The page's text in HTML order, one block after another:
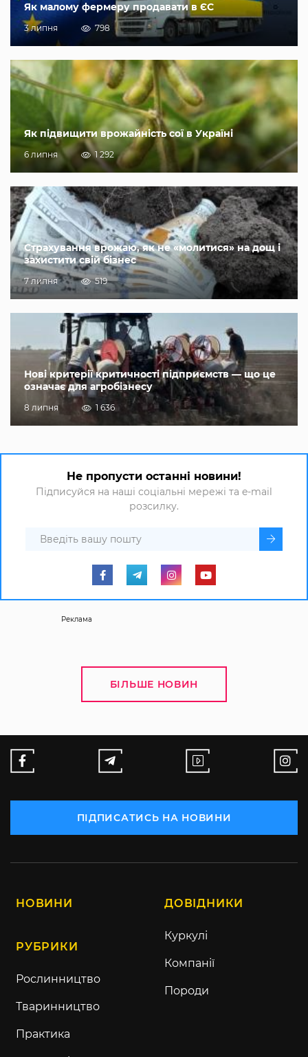
Як малому фермеру продавати в ЄС
3 липня 798
Як підвищити врожайність сої в Україні
6 липня 1 292
Страхування врожаю, як не «молитися» на дощ і
захистити свій бізнес
7 липня 519
Нові критерії критичності підприємств — що це
означає для агробізнесу
8 липня 1 636
Не пропусти останні новини!
Підписуйся на наші соціальні мережі та e-mail
розсилку.
Реклама
БІЛЬШЕ НОВИН
ПІДПИСАТИСЬ НА НОВИНИ
НОВИНИ
РУБРИКИ
Рослинництво
Тваринництво
Практика
ДОВІДНИКИ
Куркулі
Компанії
Породи